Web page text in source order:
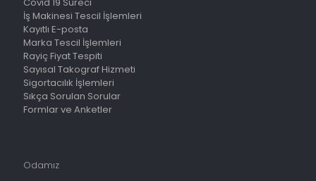
İş Makinesi Tescil İşlemleri
Kayıtlı E-posta
Marka Tescil İşlemleri
Rayiç Fiyat Tespiti
Sayısal Takograf Hizmeti
Sigortacılık İşlemleri
Sıkça Sorulan Sorular
Formlar ve Anketler
Odamız